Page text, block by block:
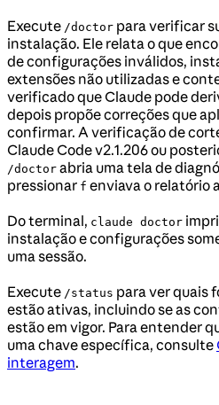
Execute /doctor para verificar
instalação. Ele relata o que
de configurações inválidos,
extensões não utilizadas e
verificado que Claude pode
depois propõe correções que
confirmar. A verificação de
Claude Code v2.1.206 ou
/doctor abria uma tela de
pressionar f enviava o relatório
Do terminal, claude doctor
instalação e configurações
uma sessão.
Execute /status para ver quais
estão ativas, incluindo se as
estão em vigor. Para entender
uma chave específica, consulte
interagem.